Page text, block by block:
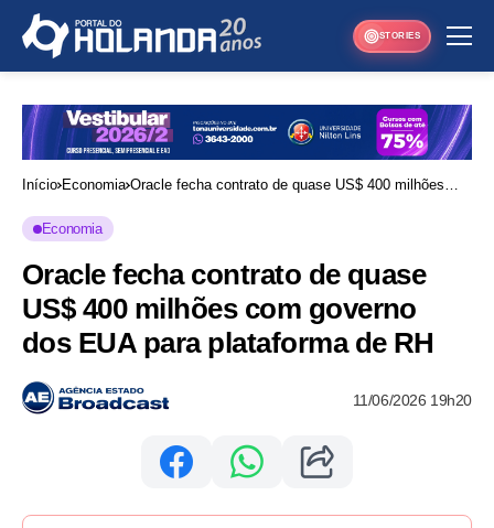
STORIES
Início Economia Oracle fecha contrato de quase US$ 400 milhões
Economia
Oracle fecha contrato de quase
US$ 400 milhões com governo
dos EUA para plataforma de RH
11/06/2026 19h20